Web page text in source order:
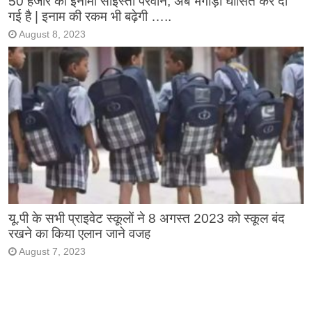
गई है | इनाम की रकम भी बढ़ेगी …..
August 8, 2023
यू.पी के सभी प्राइवेट स्कूलों ने 8 अगस्त 2023 को स्कूल बंद
रखने का किया एलान जाने वजह
August 7, 2023